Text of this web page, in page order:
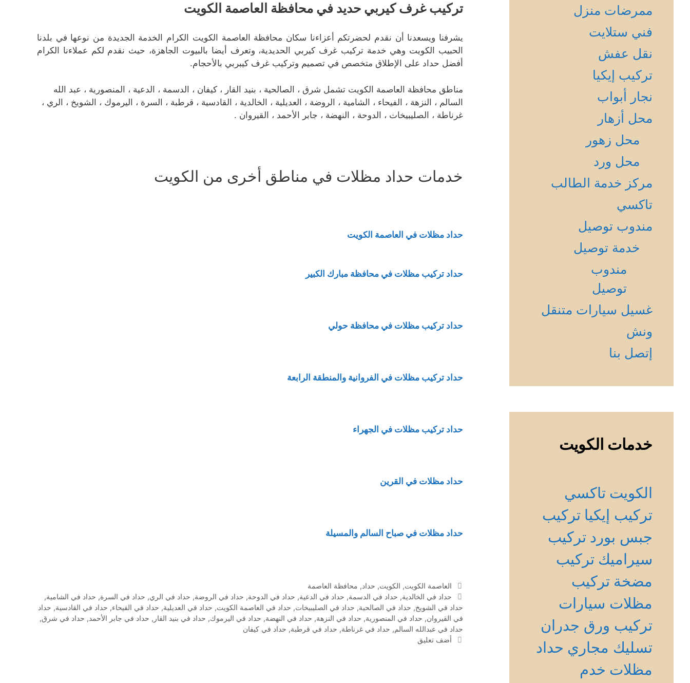
تركيب غرف كيربي حديد في محافظة العاصمة الكويت
يشرفنا ويسعدنا أن نقدم لحضرتكم أعزاءنا سكان محافظة العاصمة الكويت الكرام الخدمة الجديدة من نوعها في بلدنا
الحبيب الكويت وهي خدمة تركيب غرف كيربي الحديدية، وتعرف أيضا بالبيوت الجاهزة، حيث نقدم لكم عملاءنا الكرام
أفضل حداد على الإطلاق متخصص في تصميم وتركيب غرف كيبربي بالأحجام.
مناطق محافظة العاصمة الكويت تشمل شرق ، الصالحية ، بنيد القار ، كيفان ، الدسمة ، الدعية ، المنصورية ، عبد الله
السالم ، النزهة ، الفيحاء ، الشامية ، الروضة ، العديلية ، الخالدية ، القادسية ، قرطبة ، السرة ، اليرموك ، الشويخ ، الري ،
غرناطة ، الصليبيخات ، الدوحة ، النهضة ، جابر الأحمد ، القيروان .
خدمات حداد مظلات في مناطق أخرى من الكويت
حداد مظلات في العاصمة الكويت
حداد تركيب مظلات في محافظة مبارك الكبير
حداد تركيب مظلات في محافظة حولي
حداد تركيب مظلات في الفروانية والمنطقة الرابعة
حداد تركيب مظلات في الجهراء
حداد مظلات في القرين
حداد مظلات في صباح السالم والمسيلة
التصنيفات
العاصمة الكويت, الكويت, حداد, محافظة العاصمة
الوسوم
حداد في الخالدية, حداد في الدسمة, حداد في الدعية, حداد في الدوحة, حداد في الروضة, حداد في الري, حداد في السرة, حداد في الشامية,
حداد في الشويخ, حداد في الصالحية, حداد في الصليبيخات, حداد في العاصمة الكويت, حداد في العديلية, حداد في الفيحاء, حداد في القادسية, حداد
في القيروان, حداد في المنصورية, حداد في النزهة, حداد في النهضة, حداد في اليرموك, حداد في بنيد القار , حداد في جابر الأحمد, حداد في شرق,
حداد في عبدالله السالم, حداد في غرناطة, حداد في قرطبة, حداد في كيفان
أضف تعليق
ممرضات منزل
فني ستلايت
نقل عفش
تركيب إيكيا
نجار أبواب
محل أزهار
محل زهور
محل ورد
مركز خدمة الطالب
تاكسي
مندوب توصيل
خدمة توصيل
مندوب
توصيل
غسيل سيارات متنقل
ونش
إتصل بنا
خدمات الكويت
الكويت تاكسي
تركيب إيكيا تركيب
جبس بورد تركيب
سيراميك تركيب
مضخة تركيب
مظلات سيارات
تركيب ورق جدران
تسليك مجاري حداد
مظلات خدم